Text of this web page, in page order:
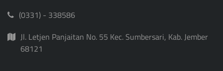
(0331) - 338586
Jl. Letjen Panjaitan No. 55 Kec. Sumbersari, Kab. Jember
68121